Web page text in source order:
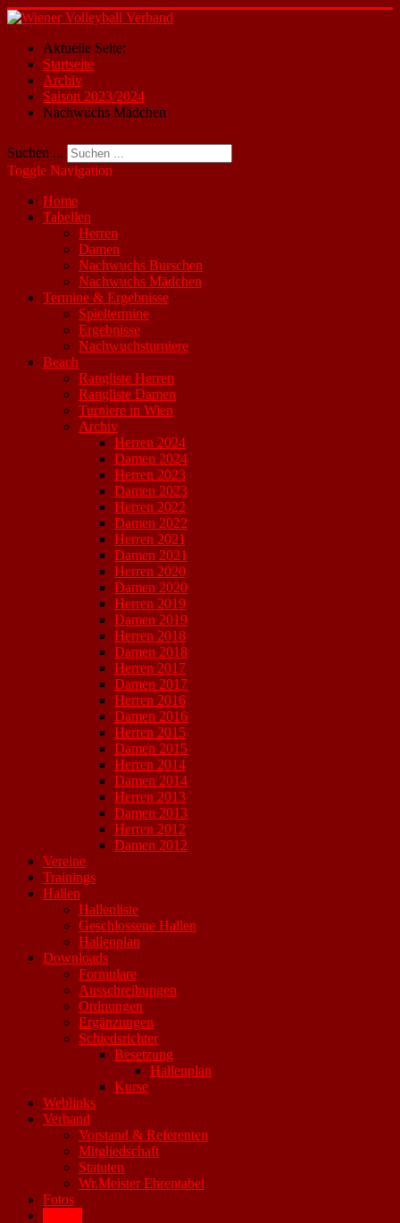
Aktuelle Seite:
Startseite
Archiv
Saison 2023/2024
Nachwuchs Mädchen
Suchen ...
Toggle Navigation
Home
Tabellen
Herren
Damen
Nachwuchs Burschen
Nachwuchs Mädchen
Termine & Ergebnisse
Spieltermine
Ergebnisse
Nachwuchsturniere
Beach
Rangliste Herren
Rangliste Damen
Turniere in Wien
Archiv
Herren 2024
Damen 2024
Herren 2023
Damen 2023
Herren 2022
Damen 2022
Herren 2021
Damen 2021
Herren 2020
Damen 2020
Herren 2019
Damen 2019
Herren 2018
Damen 2018
Herren 2017
Damen 2017
Herren 2016
Damen 2016
Herren 2015
Damen 2015
Herren 2014
Damen 2014
Herren 2013
Damen 2013
Herren 2012
Damen 2012
Vereine
Trainings
Hallen
Hallenliste
Geschlossene Hallen
Hallenplan
Downloads
Formulare
Ausschreibungen
Ordnungen
Ergänzungen
Schiedsrichter
Besetzung
Hallenplan
Kurse
Weblinks
Verband
Vorstand & Referenten
Mitgliedschaft
Statuten
Wr.Meister Ehrentabel
Fotos